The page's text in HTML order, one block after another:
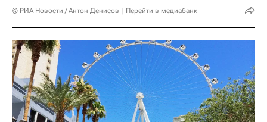
© РИА Новости / Антон Денисов Перейти в медиабанк